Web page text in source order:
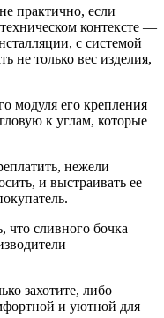
практично, если
контексте —
с системой
не только вес изделия,
модуля его крепления
к углам, которые
нежели
и выстраивать ее
что сливного бочка
захотите, либо
и уютной для